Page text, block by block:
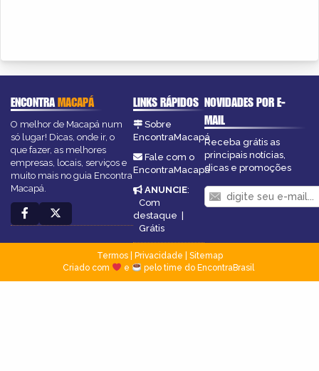
ENCONTRAMACAPÁ
O melhor de Macapá num
só lugar! Dicas, onde ir, o
que fazer, as melhores
empresas, locais, serviços e
muito mais no guia Encontra
Macapá.
LINKS RÁPIDOS
Sobre
EncontraMacapá
Fale com o
EncontraMacapá
ANUNCIE:
Com
destaque
Grátis
NOVIDADES POR E-
MAIL
Receba grátis as
principais notícias,
dicas e promoções
Termos| Privacidade
Sitemap
Criado com
e pelo time do EncontraBrasil